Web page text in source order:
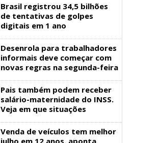
Brasil registrou 34,5 bilhões
de tentativas de golpes
digitais em 1 ano
Desenrola para trabalhadores
informais deve começar com
novas regras na segunda-feira
Pais também podem receber
salário-maternidade do INSS.
Veja em que situações
Venda de veículos tem melhor
julho em 12 anos, aponta